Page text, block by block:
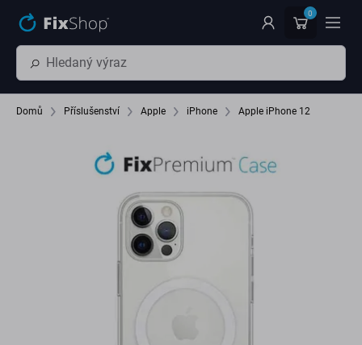
0
Domů Příslušenství Apple iPhone Apple iPhone 12